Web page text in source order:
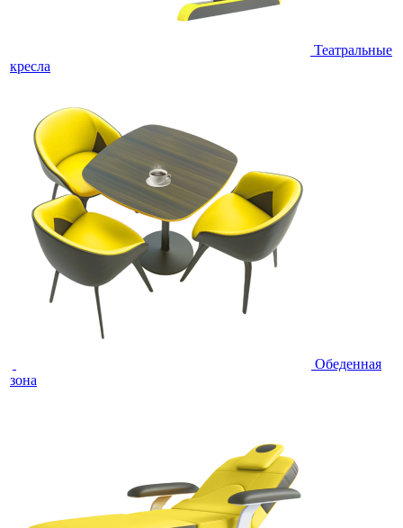
Театральные
кресла
Обеденная
зона